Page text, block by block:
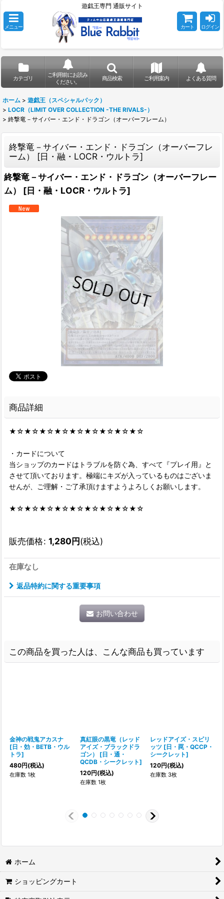
遊戯王専門 通販サイト
メニュー カート ログイン
カテゴリ
ご利用前にお読み
ください。
商品検索 ご利用案内 よくある質問
ホーム > 遊戯王（スペシャルパック）
> LOCR（LIMIT OVER COLLECTION -THE RIVALS-）
> 終撃竜－サイバー・エンド・ドラゴン（オーバーフレーム）
終撃竜－サイバー・エンド・ドラゴン（オーバーフレ
ーム）
[日・融・LOCR・ウルトラ]
終撃竜－サイバー・エンド・ドラゴン（オーバーフレー
ム）
[日・融・LOCR・ウルトラ]
商品詳細
★☆★☆★☆★☆★☆★☆★☆★☆★☆
・カードについて
当ショップのカードはトラブルを防ぐ為、すべて『プレイ用』と
させて頂いております。極端にキズが入っているものはございま
せんが、ご理解・ご了承頂けますようよろしくお願いします。
★☆★☆★☆★☆★☆★☆★☆★☆★☆
販売価格: 1,280円(税込)
在庫なし
返品特約に関する重要事項
お問い合わせ
この商品を買った人は、こんな商品も買っています
金神の戦鬼アカスナ
[日・効・BETB・ウル
トラ]
480円(税込)
在庫数 1枚
真紅眼の黒竜（レッド
アイズ・ブラックドラ
ゴン）
[日・通・
QCDB・シークレット]
120円(税込)
在庫数 1枚
レッドアイズ・スピリ
ッツ [日・罠・QCCP・
シークレット]
120円(税込)
在庫数 3枚
ホーム
ショッピングカート